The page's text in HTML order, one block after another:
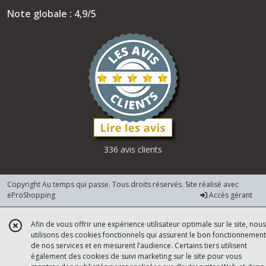
Note globale : 4,9/5
336 avis clients
Copyright Au temps qui passe. Tous droits réservés. Site réalisé avec
eProShopping
Accès gérant
Afin de vous offrir une expérience utilisateur optimale sur le site, nous
utilisons des cookies fonctionnels qui assurent le bon fonctionnement
de nos services et en mesurent l’audience. Certains tiers utilisent
également des cookies de suivi marketing sur le site pour vous